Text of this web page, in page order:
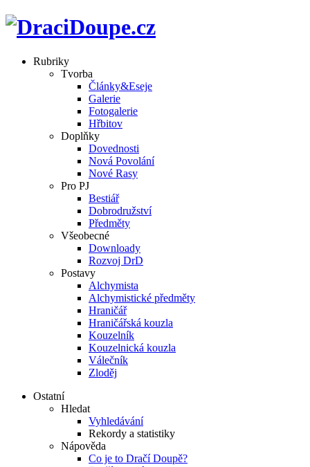
Rubriky
Tvorba
Články&Eseje
Galerie
Fotogalerie
Hřbitov
Doplňky
Dovednosti
Nová Povolání
Nové Rasy
Pro PJ
Bestiář
Dobrodružství
Předměty
Všeobecné
Downloady
Rozvoj DrD
Postavy
Alchymista
Alchymistické předměty
Hraničář
Hraničářská kouzla
Kouzelník
Kouzelnická kouzla
Válečník
Zloděj
Ostatní
Hledat
Vyhledávání
Rekordy a statistiky
Nápověda
Co je to Dračí Doupě?